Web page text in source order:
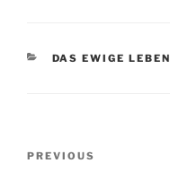
CATEGORIES
DAS EWIGE LEBEN
Previous
PREVIOUS